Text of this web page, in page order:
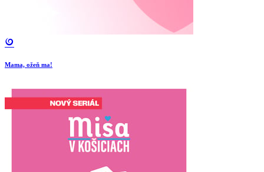
Mama, ožeň ma!